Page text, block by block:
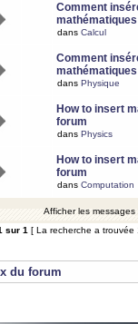
Comment
dans Calcul
Comment
dans Physique
How to insert
forum
dans Physics
How to insert
forum
dans Computation
Afficher les messages
sur 1 [ La recherche a trouvée
du forum